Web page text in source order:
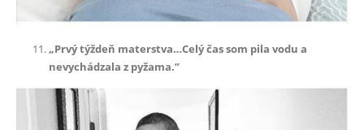
„Prvý týždeň materstva…Celý čas som pila vodu a
nevychádzala z pyžama.”